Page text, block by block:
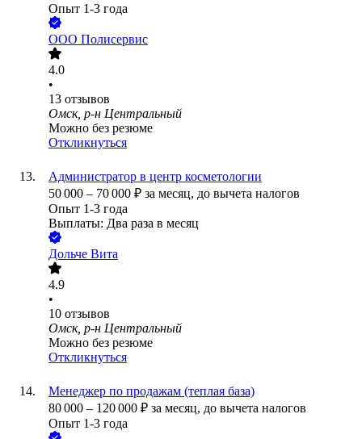
Опыт 1-3 года
ООО Полисервис
4.0
•
13 отзывов
Омск, р-н Центральный
Можно без резюме
Откликнуться
Администратор в центр косметологии
50 000 – 70 000 ₽ за месяц, до вычета налогов
Опыт 1-3 года
Выплаты: Два раза в месяц
Дольче Вита
4.9
•
10 отзывов
Омск, р-н Центральный
Можно без резюме
Откликнуться
Менеджер по продажам (теплая база)
80 000 – 120 000 ₽ за месяц, до вычета налогов
Опыт 1-3 года